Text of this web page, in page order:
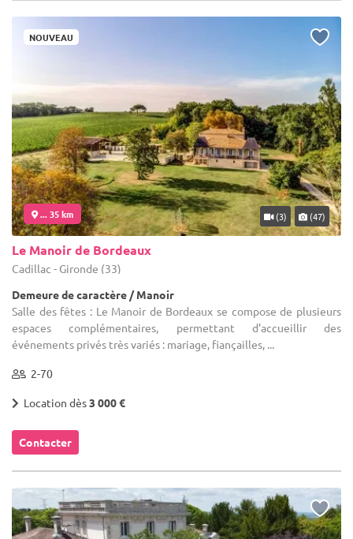
NOUVEAU
... 35 km (3) (47)
Le Manoir de Bordeaux
Cadillac - Gironde (33)
Demeure de caractère / Manoir
Salle des fêtes : Le Manoir de Bordeaux se compose de plusieurs
espaces complémentaires, permettant d’accueillir des
événements privés très variés : mariage, fiançailles, ...
2-70
Location dès3 000 €
Contacter